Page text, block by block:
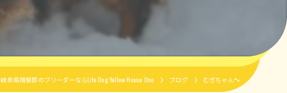
岐阜県揖斐郡のブリーダーならLife Dog Yellow House One ブログ むぎちゃん🐾